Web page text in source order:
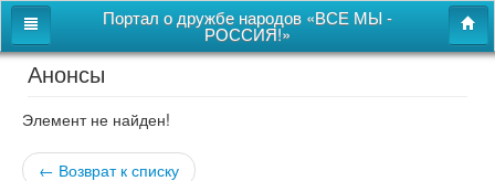
Портал о дружбе народов «ВСЕ МЫ -
РОССИЯ!»
Главная
Дом дружбы народов
Новости
Анонсы
Элемент не найден!
← Возврат к списку